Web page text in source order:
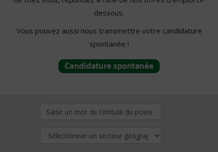
dessous.
Vous pouvez aussi nous transmettre votre candidature
spontanée !